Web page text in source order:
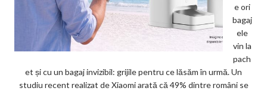
e ori
bagaj
ele
vin la
pach
et și cu un bagaj invizibil: grijile pentru ce lăsăm în urmă. Un
studiu recent realizat de Xiaomi arată că 49% dintre români se